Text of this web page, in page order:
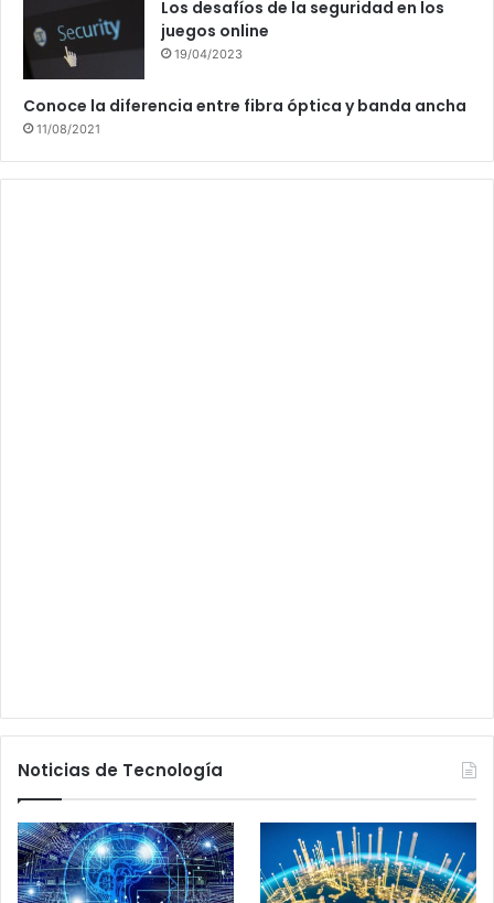
Los desafíos de la seguridad en los
juegos online
19/04/2023
Conoce la diferencia entre fibra óptica y banda ancha
11/08/2021
Noticias de Tecnología